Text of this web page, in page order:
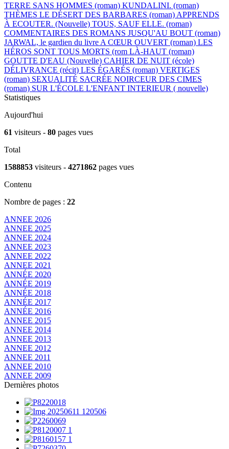
TERRE SANS HOMMES (roman) KUNDALINI. (roman)
THÈMES LE DÉSERT DES BARBARES (roman) APPRENDS
À ECOUTER. (Nouvelle) TOUS, SAUF ELLE. (roman)
COMMENTAIRES DES ROMANS JUSQU'AU BOUT (roman)
JARWAL, le gardien du livre A CŒUR OUVERT (roman) LES
HÉROS SONT TOUS MORTS (rom LÀ-HAUT (roman)
GOUTTE D'EAU (Nouvelle) CAHIER DE NUIT (école)
DÉLIVRANCE (récit) LES ÉGARÉS (roman) VERTIGES
(roman) SEXUALITÉ SACRÉE NOIRCEUR DES CIMES
(roman) SUR L'ÉCOLE L'ENFANT INTERIEUR ( nouvelle)
Statistiques
Aujourd'hui
61 visiteurs - 80 pages vues
Total
1588853 visiteurs - 4271862 pages vues
Contenu
Nombre de pages : 22
ANNEE 2026
ANNEE 2025
ANNEE 2024
ANNEE 2023
ANNEE 2022
ANNEE 2021
ANNÉE 2020
ANNÉE 2019
ANNÉE 2018
ANNÉE 2017
ANNÉE 2016
ANNEE 2015
ANNEE 2014
ANNEE 2013
ANNEE 2012
ANNEE 2011
ANNEE 2010
ANNEE 2009
Dernières photos